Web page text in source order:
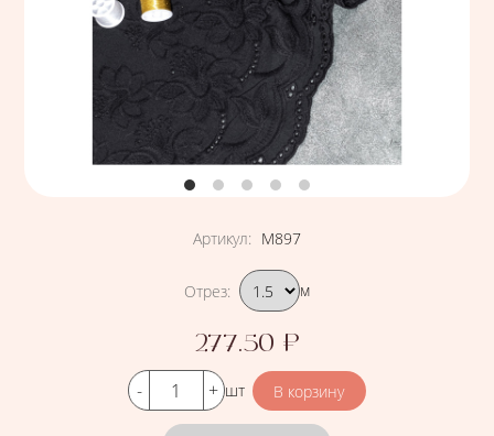
Артикул: М897
Подобрать вариант
Отрез: м
Цена
277.50 ₽
Кол-во шт